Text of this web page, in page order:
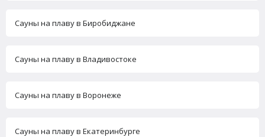
Сауны на плаву в Биробиджане
Сауны на плаву в Владивостоке
Сауны на плаву в Воронеже
Сауны на плаву в Екатеринбурге